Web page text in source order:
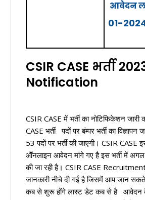
आवेदन
01-
CSIR CASE भर्ती
Notification
CSIR CASE में भर्ती का नोटिफिकेशन जारी
CASE भर्ती पदों पर बंम्पर भर्ती का विज्ञापन
53 पदों पर भर्ती की जाएगी। CSIR CASE
ऑॅनलाइन आवेदन मांगे गए है इस भर्ती में अगल
की जा रही है। CSIR CASE
जानकारी नीचे दी गई है जिसमें आप जान
कब से शुरू होंगे लास्ट डेट कब से है आवेदन